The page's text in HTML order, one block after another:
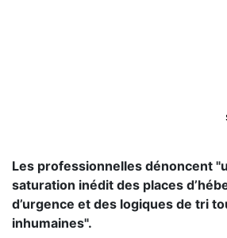
Les professionnelles dénoncent
saturation inédit des places
d’urgence et des logiques de tri
inhumaines".